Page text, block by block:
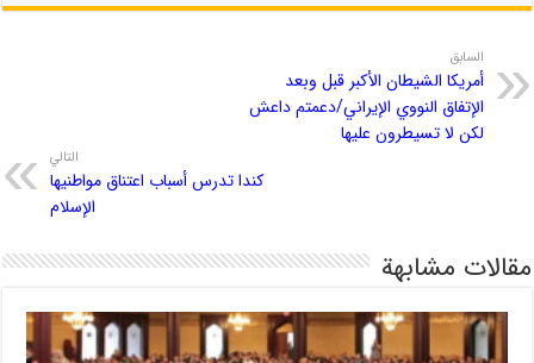
السابق
أمريكا الشيطان الأكبر قبل وبعد
الإتفاق النووي الإيراني/دعمتم داعش
لكن لا تسيطرون عليها
التالي
کندا تدرس أسباب اعتناق مواطنیها
الإسلام
مقالات مشابهة